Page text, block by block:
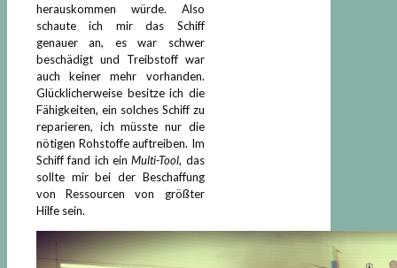
herauskommen würde. Also
schaute ich mir das Schiff
genauer an, es war schwer
beschädigt und Treibstoff war
auch keiner mehr vorhanden.
Glücklicherweise besitze ich die
Fähigkeiten, ein solches Schiff zu
reparieren, ich müsste nur die
nötigen Rohstoffe auftreiben. Im
Schiff fand ich einMulti-Tool, das
sollte mir bei der Beschaffung
von Ressourcen von größter
Hilfe sein.